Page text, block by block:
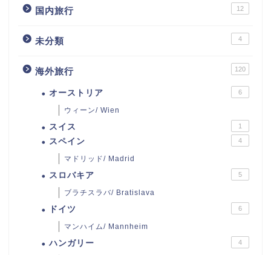
国内旅行 12
未分類 4
海外旅行 120
オーストリア 6
ウィーン/ Wien
スイス 1
スペイン 4
マドリッド/ Madrid
スロバキア 5
ブラチスラバ/ Bratislava
ドイツ 6
マンハイム/ Mannheim
ハンガリー 4